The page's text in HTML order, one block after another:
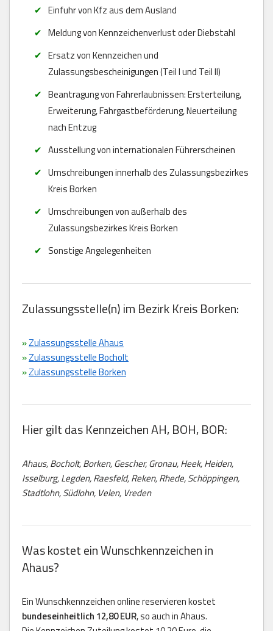
Einfuhr von Kfz aus dem Ausland
Meldung von Kennzeichenverlust oder Diebstahl
Ersatz von Kennzeichen und
Zulassungsbescheinigungen (Teil I und Teil II)
Beantragung von Fahrerlaubnissen: Ersterteilung,
Erweiterung, Fahrgastbeförderung, Neuerteilung
nach Entzug
Ausstellung von internationalen Führerscheinen
Umschreibungen innerhalb des Zulassungsbezirkes
Kreis Borken
Umschreibungen von außerhalb des
Zulassungsbezirkes Kreis Borken
Sonstige Angelegenheiten
Zulassungsstelle(n) im Bezirk Kreis Borken:
»Zulassungsstelle Ahaus
»Zulassungsstelle Bocholt
»Zulassungsstelle Borken
Hier gilt das Kennzeichen AH, BOH, BOR:
Ahaus, Bocholt, Borken, Gescher, Gronau, Heek, Heiden,
Isselburg, Legden, Raesfeld, Reken, Rhede, Schöppingen,
Stadtlohn, Südlohn, Velen, Vreden
Was kostet ein Wunschkennzeichen in
Ahaus?
Ein Wunschkennzeichen online reservieren kostet
bundeseinheitlich 12,80 EUR, so auch in Ahaus.